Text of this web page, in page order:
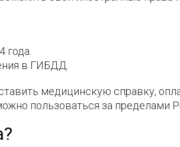
года.
в ГИБДД.
медицинскую справку,
пользоваться за пределами